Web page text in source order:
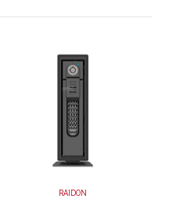
RAIDON